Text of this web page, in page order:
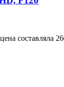
составляла